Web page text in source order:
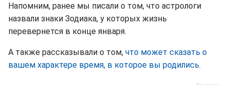
Напомним, ранее мы писали о том, что астрологи
назвали знаки Зодиака, у которых жизнь
перевернется в конце января.
А также рассказывали о том, что может сказать о
вашем характере время, в которое вы родились.